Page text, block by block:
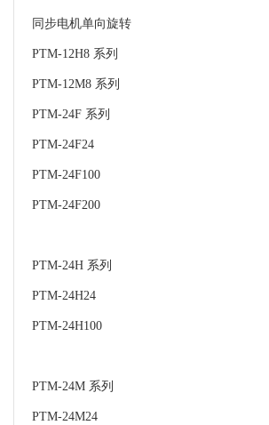
同步电机单向旋转
PTM-12H8 系列
PTM-12M8 系列
PTM-24F 系列
PTM-24F24
PTM-24F100
PTM-24F200
PTM-24H 系列
PTM-24H24
PTM-24H100
PTM-24M 系列
PTM-24M24